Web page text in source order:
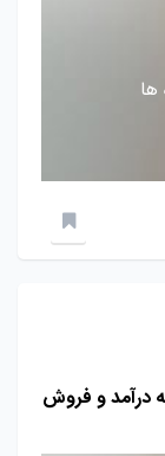
ها
درآمد و فروش